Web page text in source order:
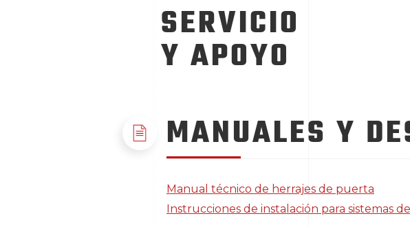
SERVICIO
Y APOYO
MANUALES Y
Manual técnico de herrajes de puerta
Instrucciones de instalación para sistemas